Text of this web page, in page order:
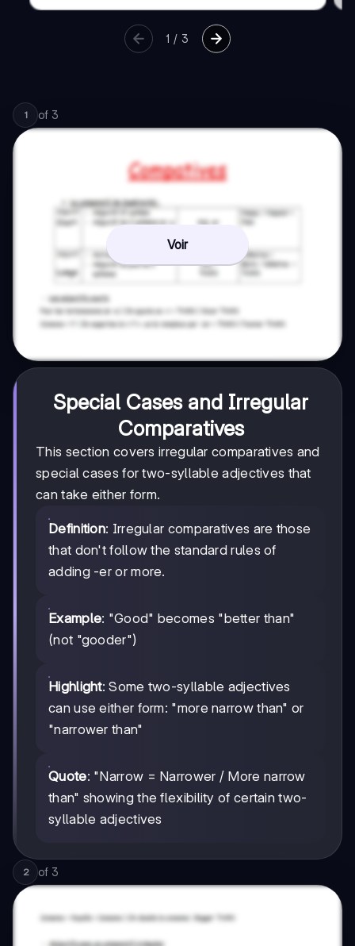
1 / 3
1 of 3
Voir
Special Cases and Irregular
Comparatives
This section covers irregular comparatives and
special cases for two-syllable adjectives that
can take either form.
Definition: Irregular comparatives are those
that don't follow the standard rules of
adding -er or more.
Example: "Good" becomes "better than"
(not "gooder")
Highlight: Some two-syllable adjectives
can use either form: "more narrow than" or
"narrower than"
Quote: "Narrow = Narrower / More narrow
than" showing the flexibility of certain two-
syllable adjectives
2 of 3